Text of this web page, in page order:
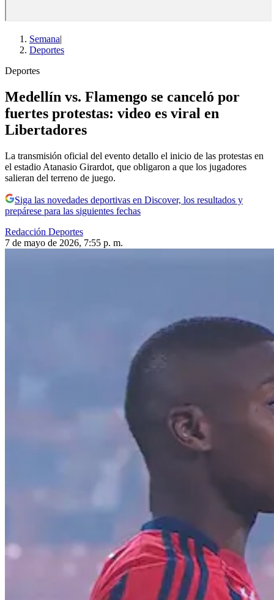
Semana|
Deportes
Deportes
Medellín vs. Flamengo se canceló por
fuertes protestas: video es viral en
Libertadores
La transmisión oficial del evento detallo el inicio de las protestas en
el estadio Atanasio Girardot, que obligaron a que los jugadores
salieran del terreno de juego.
Siga las novedades deportivas en Discover, los resultados y
prepárese para las siguientes fechas
Redacción Deportes
7 de mayo de 2026, 7:55 p. m.